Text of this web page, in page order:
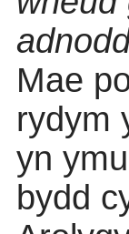
Mae
rydym
yn
bydd